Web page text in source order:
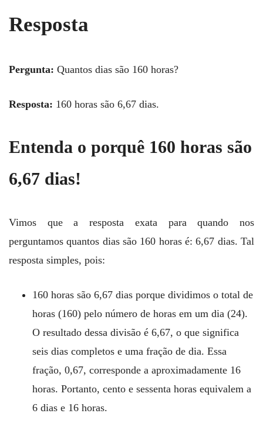
Resposta
Pergunta: Quantos dias são 160 horas?
Resposta: 160 horas são 6,67 dias.
Entenda o porquê 160 horas são
6,67 dias!
Vimos que a resposta exata para quando nos
perguntamos quantos dias são 160 horas é: 6,67 dias. Tal
resposta simples, pois:
160 horas são 6,67 dias porque dividimos o total de
horas (160) pelo número de horas em um dia (24).
O resultado dessa divisão é 6,67, o que significa
seis dias completos e uma fração de dia. Essa
fração, 0,67, corresponde a aproximadamente 16
horas. Portanto, cento e sessenta horas equivalem a
6 dias e 16 horas.